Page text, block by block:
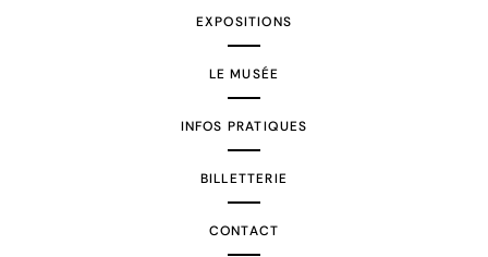
EXPOSITIONS
LE MUSÉE
INFOS PRATIQUES
BILLETTERIE
CONTACT